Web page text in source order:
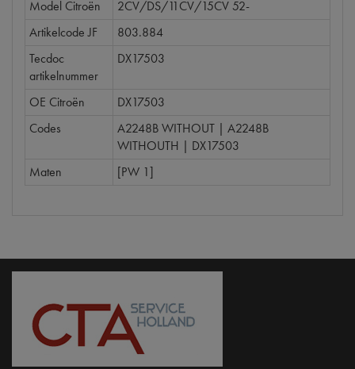
Model Citroën
2CV/DS/11CV/15CV 52-
Artikelcode JF
803.884
Tecdoc
artikelnummer
DX17503
OE Citroën
DX17503
Codes
A2248B WITHOUT | A2248B
WITHOUTH | DX17503
Maten
[PW 1]